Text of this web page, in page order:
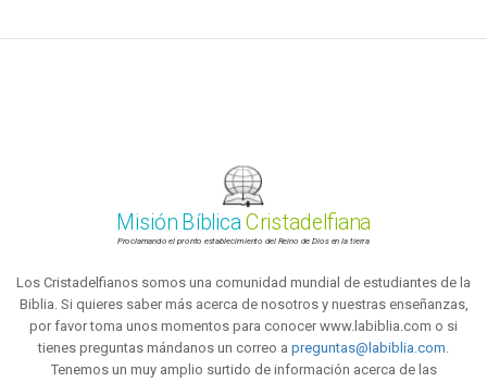
Misión BíblicaCristadelfiana
Proclamando el pronto establecimiento del Reino de Dios en la tierra
Los Cristadelfianos somos una comunidad mundial de estudiantes de la
Biblia. Si quieres saber más acerca de nosotros y nuestras enseñanzas,
por favor toma unos momentos para conocer www.labiblia.com o si
tienes preguntas mándanos un correo a preguntas@labiblia.com
Tenemos un muy amplio surtido de información acerca de las